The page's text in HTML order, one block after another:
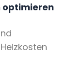
optimieren